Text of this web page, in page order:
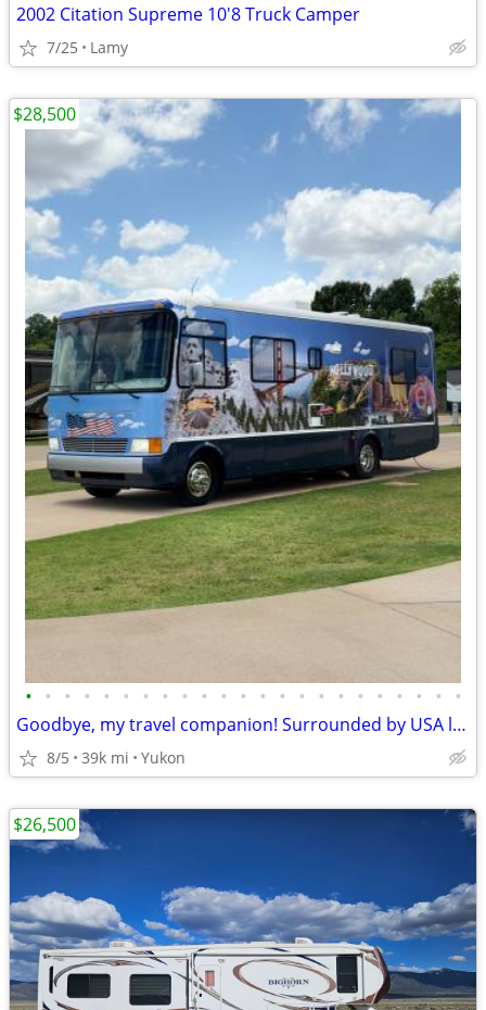
2002 Citation Supreme 10'8 Truck Camper
7/25 Lamy
• • • • • • • • • • • • • • • • • • • • • • •
Goodbye, my travel companion! Surrounded by USA landscapes
8/5 39k mi Yukon
$28,500
$26,500